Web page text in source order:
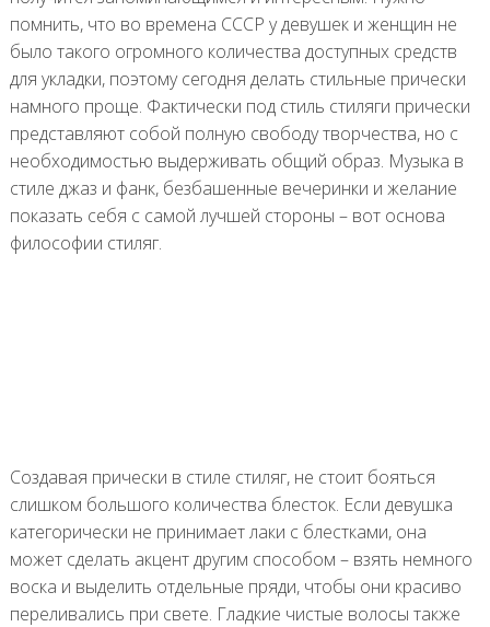
помнить, что во времена СССР у девушек и женщин не
было такого огромного количества доступных средств
для укладки, поэтому сегодня делать стильные прически
намного проще. Фактически под стиль стиляги прически
представляют собой полную свободу творчества, но с
необходимостью выдерживать общий образ. Музыка в
стиле джаз и фанк, безбашенные вечеринки и желание
показать себя с самой лучшей стороны – вот основа
философии стиляг.
Создавая прически в стиле стиляг, не стоит бояться
слишком большого количества блесток. Если девушка
категорически не принимает лаки с блестками, она
может сделать акцент другим способом – взять немного
воска и выделить отдельные пряди, чтобы они красиво
переливались при свете. Гладкие чистые волосы также